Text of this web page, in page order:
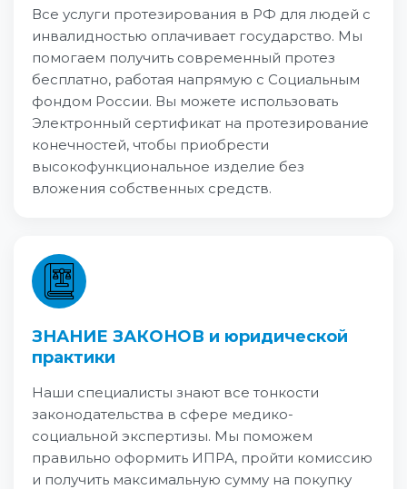
Все услуги протезирования в РФ для людей с
инвалидностью оплачивает государство. Мы
помогаем получить современный протез
бесплатно, работая напрямую с Социальным
фондом России. Вы можете использовать
Электронный сертификат на протезирование
конечностей, чтобы приобрести
высокофункциональное изделие без
вложения собственных средств.
ЗНАНИЕ ЗАКОНОВ и юридической
практики
Наши специалисты знают все тонкости
законодательства в сфере медико-
социальной экспертизы. Мы поможем
правильно оформить ИПРА, пройти комиссию
и получить максимальную сумму на покупку